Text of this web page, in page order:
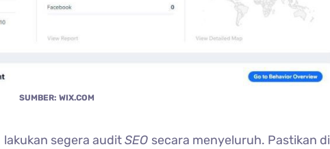
SUMBER: WIX.COM
lakukan segera auditSEO secara menyeluruh. Pastikan di